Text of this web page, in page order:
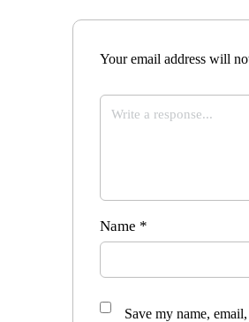
Your email address will
Name *
Save my name,